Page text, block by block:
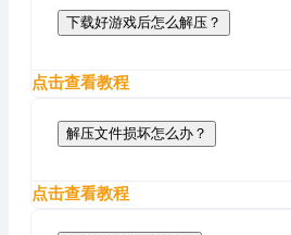
下载好游戏后怎么解压？
点击查看教程
解压文件损坏怎么办？
点击查看教程